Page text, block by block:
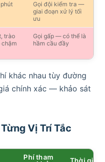
Gọi đội kiểm tra —
giai đoạn xử lý tối
ưu
trào
chậm
Gọi gấp — có thể là
hầm cầu đầy
khác nhau tùy đường
chính xác — khảo sát
Vị Trí Tắc
Phí tham
Thời gian